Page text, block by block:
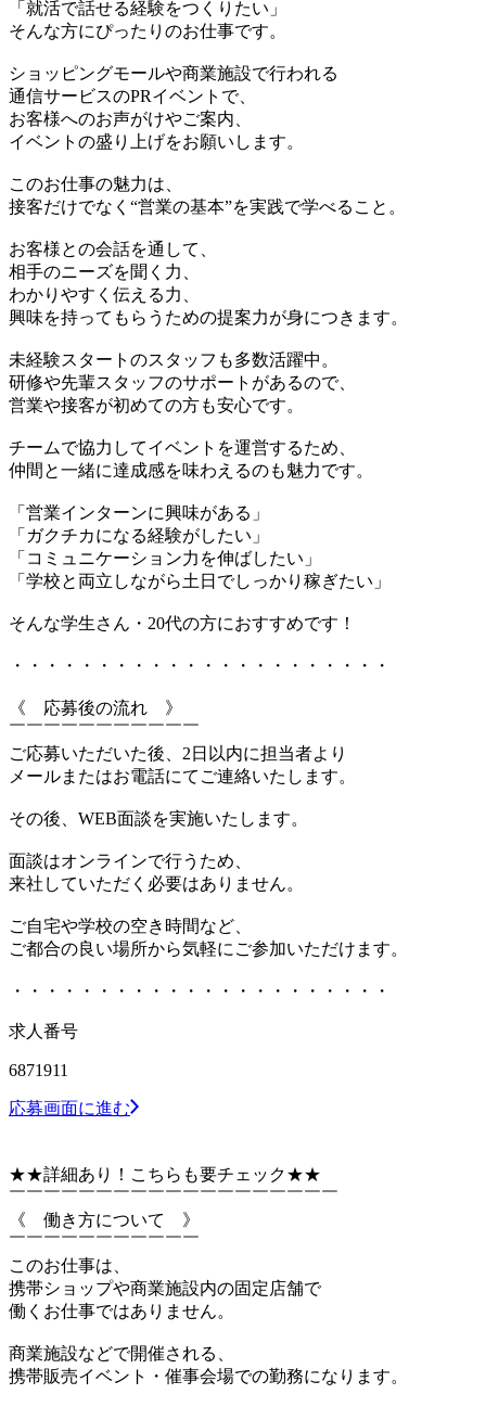
「就活で話せる経験をつくりたい」
そんな方にぴったりのお仕事です。
ショッピングモールや商業施設で行われる
通信サービスのPRイベントで、
お客様へのお声がけやご案内、
イベントの盛り上げをお願いします。
このお仕事の魅力は、
接客だけでなく“営業の基本”を実践で学べること。
お客様との会話を通して、
相手のニーズを聞く力、
わかりやすく伝える力、
興味を持ってもらうための提案力が身につきます。
未経験スタートのスタッフも多数活躍中。
研修や先輩スタッフのサポートがあるので、
営業や接客が初めての方も安心です。
チームで協力してイベントを運営するため、
仲間と一緒に達成感を味わえるのも魅力です。
「営業インターンに興味がある」
「ガクチカになる経験がしたい」
「コミュニケーション力を伸ばしたい」
「学校と両立しながら土日でしっかり稼ぎたい」
そんな学生さん・20代の方におすすめです！
・・・・・・・・・・・・・・・・・・・・・・
《 応募後の流れ 》
￣￣￣￣￣￣￣￣￣￣￣
ご応募いただいた後、2日以内に担当者より
メールまたはお電話にてご連絡いたします。
その後、WEB面談を実施いたします。
面談はオンラインで行うため、
来社していただく必要はありません。
ご自宅や学校の空き時間など、
ご都合の良い場所から気軽にご参加いただけます。
・・・・・・・・・・・・・・・・・・・・・・
求人番号
6871911
応募画面に進む
★★詳細あり！こちらも要チェック★★
￣￣￣￣￣￣￣￣￣￣￣￣￣￣￣￣￣￣￣
《 働き方について 》
￣￣￣￣￣￣￣￣￣￣￣
このお仕事は、
携帯ショップや商業施設内の固定店舗で
働くお仕事ではありません。
商業施設などで開催される、
携帯販売イベント・催事会場での勤務になります。